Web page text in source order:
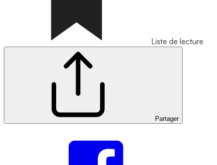
Liste de lecture
Partager